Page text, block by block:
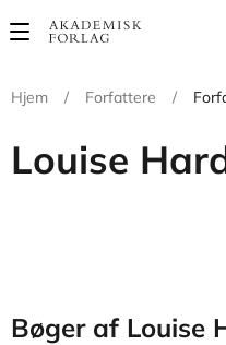
Main
Hjem
/ Forfattere /
Louise
Bøger af Louise